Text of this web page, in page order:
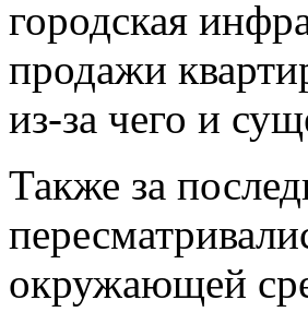
городская
продажи
из-за чего и
Также за
окружающей